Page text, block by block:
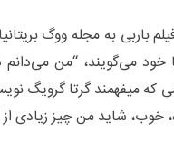
باربی به مجله ووگ
خود می‌گویند، “من
که میفهمند گرتا گرویگ
خوب، شاید من چیز زیادی